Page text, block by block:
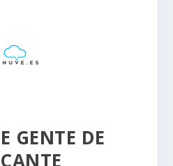
GENTE DE